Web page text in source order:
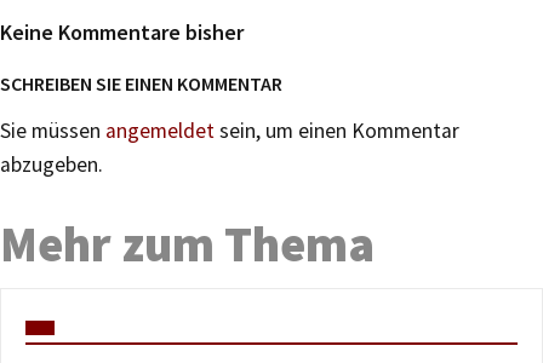
Keine Kommentare bisher
SCHREIBEN SIE EINEN KOMMENTAR
Sie müssen angemeldetsein, um einen Kommentar
abzugeben.
Mehr zum Thema